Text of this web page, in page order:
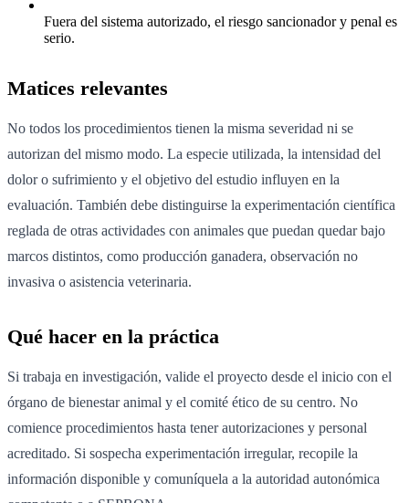
Fuera del sistema autorizado, el riesgo sancionador y penal es
serio.
Matices relevantes
No todos los procedimientos tienen la misma severidad ni se
autorizan del mismo modo. La especie utilizada, la intensidad del
dolor o sufrimiento y el objetivo del estudio influyen en la
evaluación. También debe distinguirse la experimentación científica
reglada de otras actividades con animales que puedan quedar bajo
marcos distintos, como producción ganadera, observación no
invasiva o asistencia veterinaria.
Qué hacer en la práctica
Si trabaja en investigación, valide el proyecto desde el inicio con el
órgano de bienestar animal y el comité ético de su centro. No
comience procedimientos hasta tener autorizaciones y personal
acreditado. Si sospecha experimentación irregular, recopile la
información disponible y comuníquela a la autoridad autonómica